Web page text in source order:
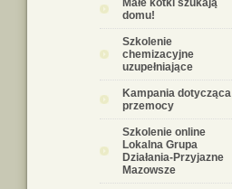
Małe kotki szukają
domu!
Szkolenie
chemizacyjne
uzupełniające
Kampania dotycząca
przemocy
Szkolenie online
Lokalna Grupa
Działania-Przyjazne
Mazowsze